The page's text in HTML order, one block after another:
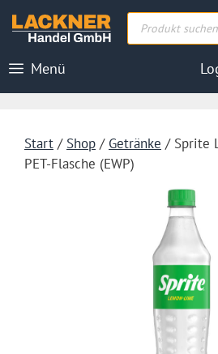
Inhalt
Products
search
Menü
Start / Shop / Getränke / Sprite
PET-Flasche (EWP)